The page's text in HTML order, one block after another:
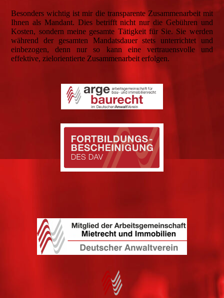
Besonders wichtig ist mir die transparente Zusammenarbeit mit
Ihnen als Mandant. Dies betrifft nicht nur die Gebühren und
Kosten, sondern meine gesamte Tätigkeit für Sie. Sie werden
während der gesamten Mandatsdauer stets unterrichtet und
einbezogen, denn nur so kann eine vertrauensvolle und
effektive, zielorientierte Zusammenarbeit erfolgen.